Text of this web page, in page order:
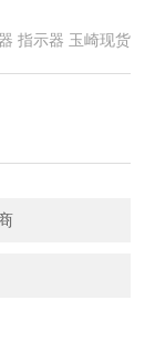
指示器 玉崎现货